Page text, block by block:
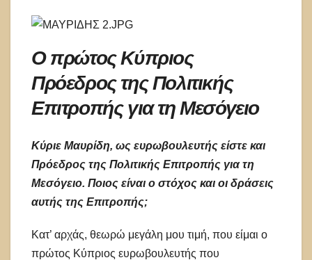
Ο πρώτος Κύπριος
Πρόεδρος της Πολιτικής
Επιτροπής για τη Μεσόγειο
Κύριε Μαυρίδη, ως ευρωβουλευτής είστε και
Πρόεδρος της Πολιτικής Επιτροπής για τη
Μεσόγειο. Ποιος είναι ο στόχος και οι δράσεις
αυτής της Επιτροπής;
Κατ’ αρχάς, θεωρώ μεγάλη μου τιμή, που είμαι ο
πρώτος Κύπριος ευρωβουλευτής που